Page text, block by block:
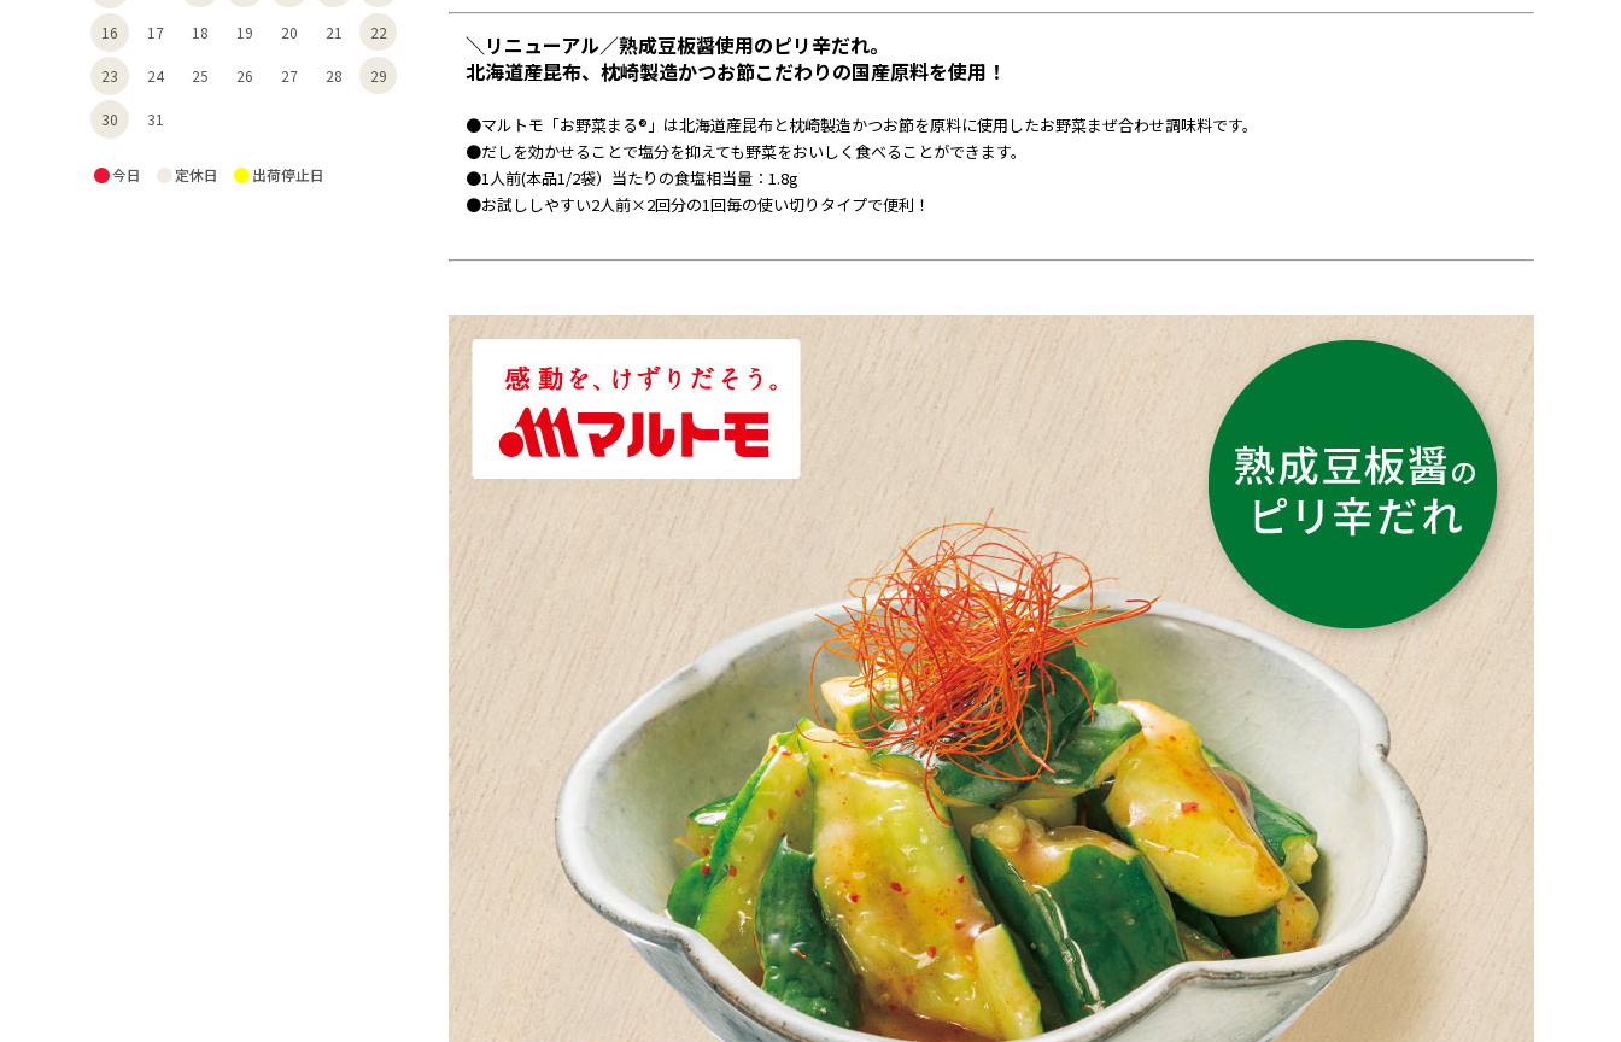
＼リニューアル／熟成豆板醤使用のピリ辛だれ。
北海道産昆布、枕崎製造かつお節こだわりの国産原料を使用！
●マルトモ「お野菜まる®」は北海道産昆布と枕崎製造かつお節を原料に使用したお野菜まぜ合わせ調味料です。
●だしを効かせることで塩分を抑えても野菜をおいしく食べることができます。
●1人前(本品1/2袋）当たりの食塩相当量：1.8g
●お試ししやすい2人前×2回分の1回毎の使い切りタイプで便利！
16 17 18 19 20 21 22
23 24 25 26 27 28 29
30 31
●今日 ●定休日 ●出荷停止日